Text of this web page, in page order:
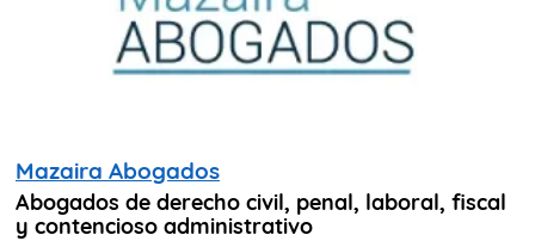
Mazaira Abogados
Abogados de derecho civil, penal, laboral, fiscal
y contencioso administrativo